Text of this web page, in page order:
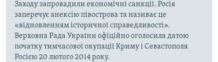
Заходу запровадили економічні санкції. Росія
заперечує анексію півострова та називає це
«відновленням історичної справедливості».
Верховна Рада України офіційно оголосила датою
початку тимчасової окупації Криму і Севастополя
Росією 20 лютого 2014 року.